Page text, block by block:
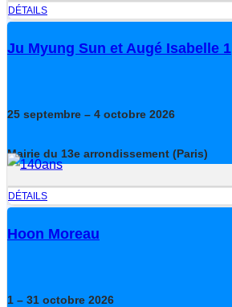
DÉTAILS
Ju Myung Sun et Augé Isabelle 1
25 septembre – 4 octobre 2026
Mairie du 13e arrondissement (Paris)
DÉTAILS
Hoon Moreau
1 – 31 octobre 2026